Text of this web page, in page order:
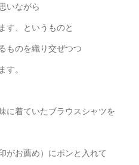
いながら
す、というものと
ものを織り交ぜつつ
。
に着ていたブラウスシャツを
がお薦め）にポンと入れて